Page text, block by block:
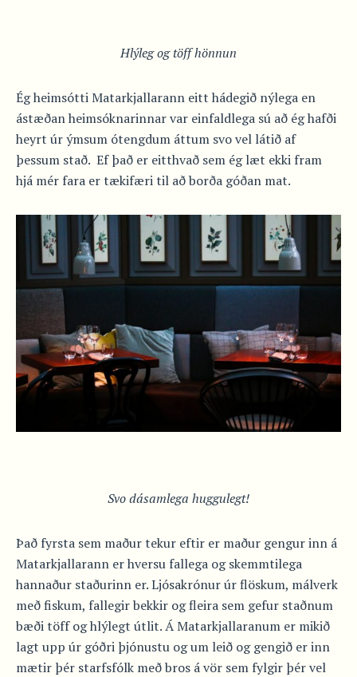
Hlýleg og töff hönnun
Ég heimsótti Matarkjallarann eitt hádegið nýlega en
ástæðan heimsóknarinnar var einfaldlega sú að ég hafði
heyrt úr ýmsum ótengdum áttum svo vel látið af
þessum stað. Ef það er eitthvað sem ég læt ekki fram
hjá mér fara er tækifæri til að borða góðan mat.
Svo dásamlega huggulegt!
Það fyrsta sem maður tekur eftir er maður gengur inn á
Matarkjallarann er hversu fallega og skemmtilega
hannaður staðurinn er. Ljósakrónur úr flöskum, málverk
með fiskum, fallegir bekkir og fleira sem gefur staðnum
bæði töff og hlýlegt útlit. Á Matarkjallaranum er mikið
lagt upp úr góðri þjónustu og um leið og gengið er inn
mætir þér starfsfólk með bros á vör sem fylgir þér vel